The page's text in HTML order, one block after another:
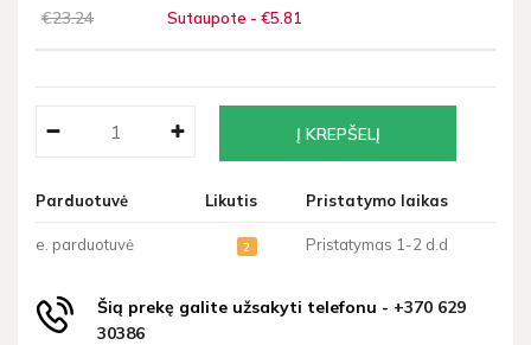
€2324 Sutaupote - €5 81
Parduotuvė Likutis Pristatymo laikas
e. parduotuvė 2 Pristatymas 1-2 d.d
Šią prekę galite užsakyti telefonu - +370 629
30386